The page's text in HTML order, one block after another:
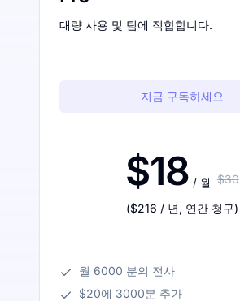
대량 사용 및 팀에 적합합니다.
지금 구독하세요
$18 / 월 $30
($216 / 년, 연간 청구)
월 6000 분의 전사
$20에 3000분 추가